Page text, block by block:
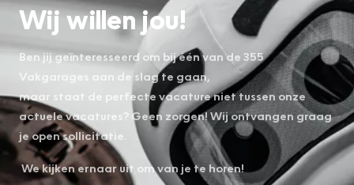
Wij willen jou!
Ben jij geïnteresseerd om bij één van de 355
Vakgarages aan de slag te gaan,
maar staat de perfecte vacature niet tussen onze
actuele vacatures? Geen zorgen! Wij ontvangen graag
je open sollicitatie.
We kijken ernaar uit om van je te horen!